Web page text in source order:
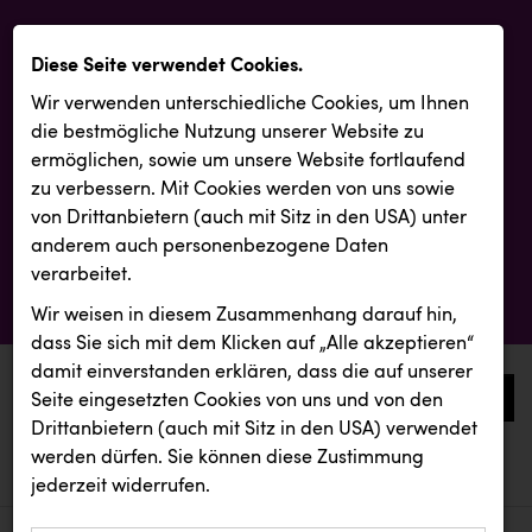
0
aktuelle aussendungen
aktuelle aussendungen
Diese Seite verwendet Cookies.
Wir verwenden unterschiedliche Cookies, um Ihnen
die best­mögliche Nutzung unserer Website zu
ermöglichen, sowie um unsere Website fortlaufend
zu verbessern. Mit Cookies werden von uns sowie
von Drittanbietern (auch mit Sitz in den USA) unter
anderem auch personenbezogene Daten
verarbeitet.
Wir weisen in diesem Zusammenhang darauf hin,
dass Sie sich mit dem Klicken auf „Alle akzeptieren“
damit ein­ver­standen erklären, dass die auf unserer
Seite eingesetzten Cookies von uns und von den
Drittanbietern (auch mit Sitz in den USA) verwendet
werden dürfen. Sie können diese Zustimmung
jederzeit widerrufen.